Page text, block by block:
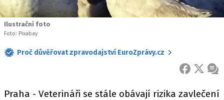
Ilustrační foto
Foto: Pixabay
Proč důvěřovat zpravodajství EuroZprávy.cz
FACEBOOK
X
Praha - Veterináři se stále obávají rizika zavlečení